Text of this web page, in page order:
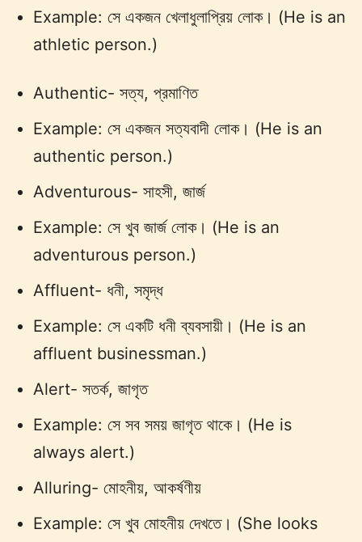
Example: সে একজন খেলাধুলাপ্রিয় লোক। (He is an
athletic person.)
Authentic- সত্য, প্রমাণিত
Example: সে একজন সত্যবাদী লোক। (He is an
authentic person.)
Adventurous- সাহসী, জার্জ
Example: সে খুব জার্জ লোক। (He is an
adventurous person.)
Affluent- ধনী, সমৃদ্ধ
Example: সে একটি ধনী ব্যবসায়ী। (He is an
affluent businessman.)
Alert- সতর্ক, জাগৃত
Example: সে সব সময় জাগৃত থাকে। (He is
always alert.)
Alluring- মোহনীয়, আকর্ষণীয়
Example: সে খুব মোহনীয় দেখতে। (She looks